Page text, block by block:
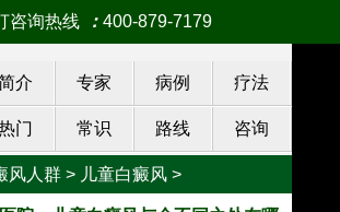
咨询热线 ： 400-879-7179
介 专家 病例 疗法
门 常识 路线 咨询
风人群 > 儿童白癜风 >